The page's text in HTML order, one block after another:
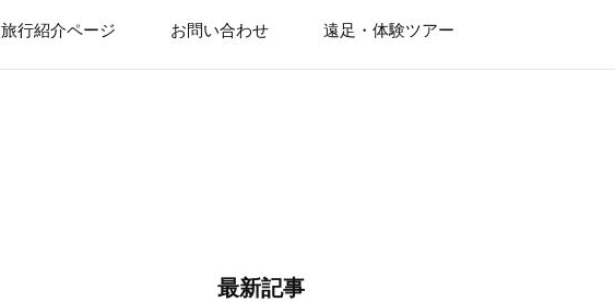
旅行紹介ページ お問い合わせ 遠足・体験ツアー
最新記事